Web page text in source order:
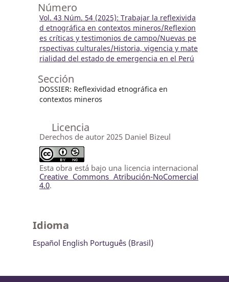
Número
Vol. 43 Núm. 54 (2025): Trabajar la reflexivida
d etnográfica en contextos mineros/Reflexion
es críticas y testimonios de campo/Nuevas pe
rspectivas culturales/Historia, vigencia y mate
rialidad del estado de emergencia en el Perú
Sección
DOSSIER: Reflexividad etnográfica en
contextos mineros
Licencia
Derechos de autor 2025 Daniel Bizeul
Esta obra está bajo una licencia internacional
Creative Commons Atribución-NoComercial
4.0.
Idioma
Español English Português (Brasil)